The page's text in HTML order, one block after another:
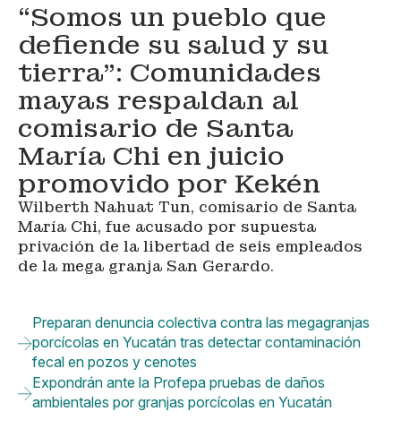
“Somos un pueblo que
defiende su salud y su
tierra”: Comunidades
mayas respaldan al
comisario de Santa
María Chi en juicio
promovido por Kekén
Wilberth Nahuat Tun, comisario de Santa
María Chi, fue acusado por supuesta
privación de la libertad de seis empleados
de la mega granja San Gerardo.
Preparan denuncia colectiva contra las megagranjas
porcícolas en Yucatán tras detectar contaminación
fecal en pozos y cenotes
Expondrán ante la Profepa pruebas de daños
ambientales por granjas porcícolas en Yucatán